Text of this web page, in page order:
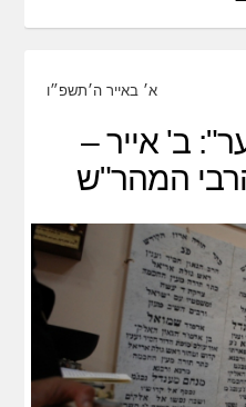
א׳ באייר ה׳תשפ״ו
ב' אייר –
המהר"ש